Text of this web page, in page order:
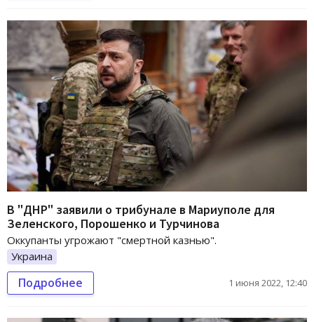
В "ДНР" заявили о трибунале в Мариуполе для
Зеленского, Порошенко и Турчинова
Оккупанты угрожают "смертной казнью".
Украина
Подробнее 1 июня 2022, 12:40